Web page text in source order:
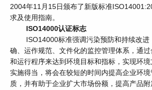
2004年11月15日颁布了新版标准
求及使用指南。
ISO14000认证标志
ISO14000标准强调污染预防和持续改进
确、运作规范、文件化的监控管理体系，通
和运行程序来达到环境目标和指标，实现环
实施得当，将会在较短的时间内提高企业环
质，并有助于企业扩大市场份额，提高产品